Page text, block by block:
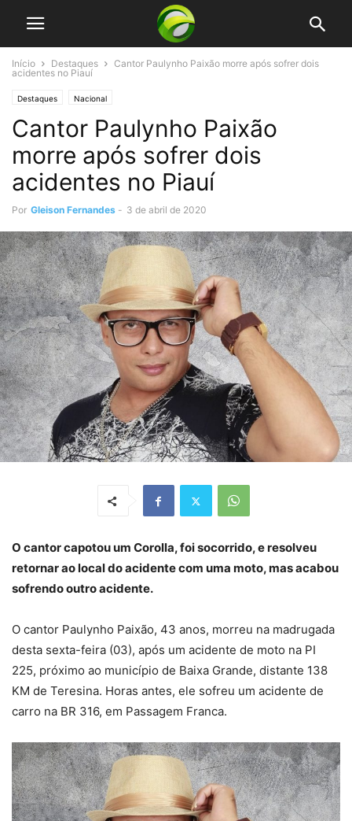
Início Destaques
Cantor Paulynho Paixão morre após sofrer dois
acidentes no Piauí
Destaques Nacional
Cantor Paulynho Paixão
morre após sofrer dois
acidentes no Piauí
Por Gleison Fernandes - 3 de abril de 2020
O cantor capotou um Corolla, foi socorrido, e resolveu
retornar ao local do acidente com uma moto, mas acabou
sofrendo outro acidente.
O cantor Paulynho Paixão, 43 anos, morreu na madrugada
desta sexta-feira (03), após um acidente de moto na PI
225, próximo ao município de Baixa Grande, distante 138
KM de Teresina. Horas antes, ele sofreu um acidente de
carro na BR 316, em Passagem Franca.